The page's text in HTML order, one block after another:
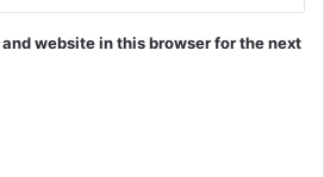
website in this browser for the next